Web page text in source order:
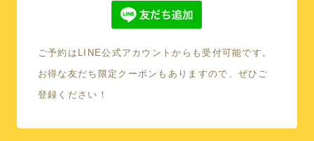
ご予約はLINE公式アカウントからも受付可能です。
お得な友だち限定クーポンもありますので、ぜひご
登録ください！
本館